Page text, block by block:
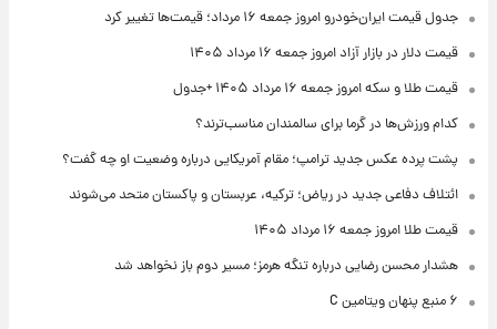
جدول قیمت ایران‌خودرو امروز جمعه ۱۶ مرداد؛ قیمت‌ها تغییر کرد
قیمت دلار در بازار آزاد امروز جمعه ۱۶ مرداد ۱۴۰۵
قیمت طلا و سکه امروز جمعه ۱۶ مرداد ۱۴۰۵ +جدول
کدام ورزش‌ها در گرما برای سالمندان مناسب‌ترند؟
پشت پرده عکس جدید ترامپ؛ مقام آمریکایی درباره وضعیت او چه گفت؟
ائتلاف دفاعی جدید در ریاض؛ ترکیه، عربستان و پاکستان متحد می‌شوند
قیمت طلا امروز جمعه ۱۶ مرداد ۱۴۰۵
هشدار محسن رضایی درباره تنگه هرمز؛ مسیر دوم باز نخواهد شد
۶ منبع پنهان ویتامین C